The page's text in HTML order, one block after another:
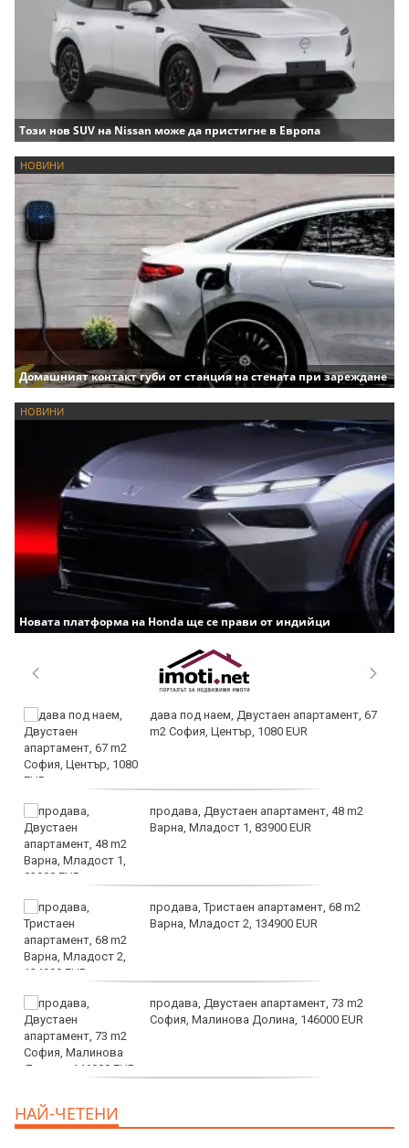
Този нов SUV на Nissan може да пристигне в Европа
НОВИНИ
Домашният контакт губи от станция на стената при зареждане
НОВИНИ
Новата платформа на Honda ще се прави от индийци
дава под наем, Двустаен апартамент, 67
m2 София, Център, 1080 EUR
продава, Двустаен апартамент, 48 m2
Варна, Младост 1, 83900 EUR
продава, Тристаен апартамент, 68 m2
Варна, Младост 2, 134900 EUR
продава, Двустаен апартамент, 73 m2
София, Малинова Долина, 146000 EUR
НАЙ-ЧЕТЕНИ